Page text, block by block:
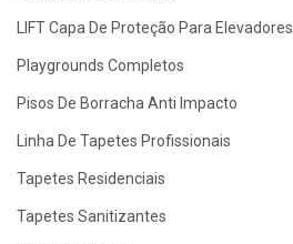
LIFT Capa De Proteção Para Elevadores
Playgrounds Completos
Pisos De Borracha Anti Impacto
Linha De Tapetes Profissionais
Tapetes Residenciais
Tapetes Sanitizantes